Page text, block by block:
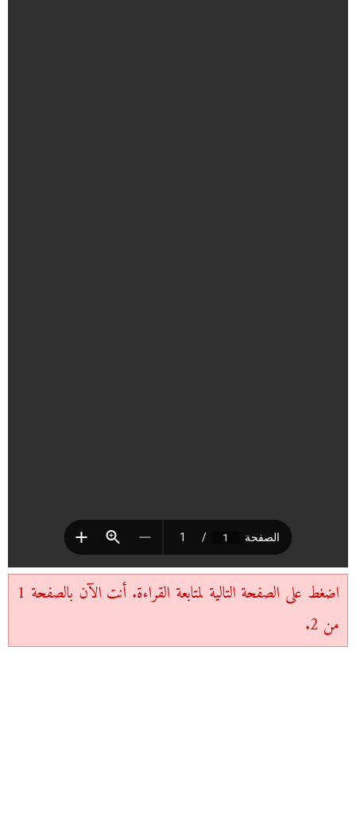
اضغط على الصفحة التالية لمتابعة القراءة. أنت الآن بالصفحة 1
من 2.